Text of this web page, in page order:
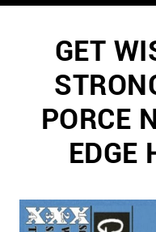
GET
PORCE
EDGE